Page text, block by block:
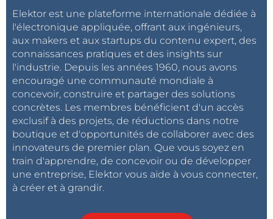
Elektor est une plateforme internationale dédiée à
l'électronique appliquée, offrant aux ingénieurs,
aux makers et aux startups du contenu expert, des
connaissances pratiques et des insights sur
l'industrie. Depuis les années 1960, nous avons
encouragé une communauté mondiale à
concevoir, construire et partager des solutions
concrètes. Les membres bénéficient d'un accès
exclusif à des projets, de réductions dans notre
boutique et d'opportunités de collaborer avec des
innovateurs de premier plan. Que vous soyez en
train d'apprendre, de concevoir ou de développer
une entreprise, Elektor vous aide à vous connecter,
à créer et à grandir.